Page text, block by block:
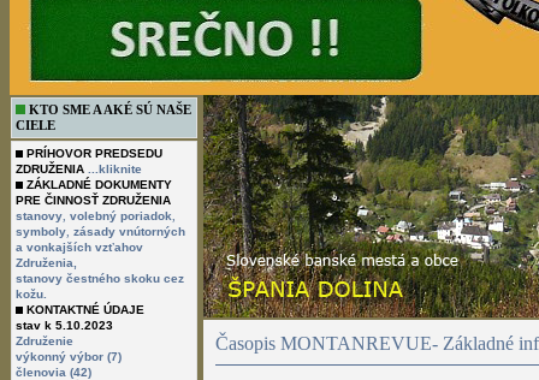
KTO SME A AKÉ SÚ NAŠE
CIELE
PRÍHOVOR PREDSEDU
ZDRUŽENIA
...kliknite
ZÁKLADNÉ DOKUMENTY
PRE ČINNOSŤ ZDRUŽENIA
stanovy volebný poriadok
symboly zásady vnútorných
a vonkajších vzťahov
Združenia,
stanovy čestného skoku cez
kožu.
KONTAKTNÉ ÚDAJE
stav k 5.10.2023
Združenie
výkonný výbor (7)
členovia (42)
Časopis MONTANREVUE- Základné